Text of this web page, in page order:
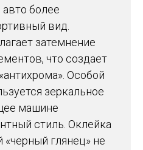
более
вид.
затемнение
что создает
Особой
зеркальное
машине
стиль. Оклейка
глянец» не